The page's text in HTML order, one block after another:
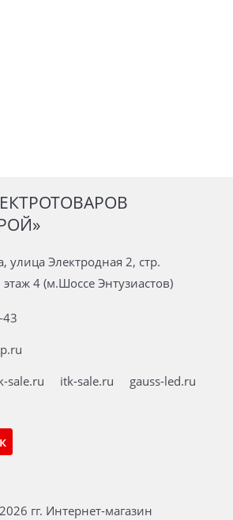
улица Электродная 2, стр.
4 (м.Шоссе Энтузиастов)
43
sale.ru itk-sale.ru
gauss-led.ru
гг. Интернет-магазин